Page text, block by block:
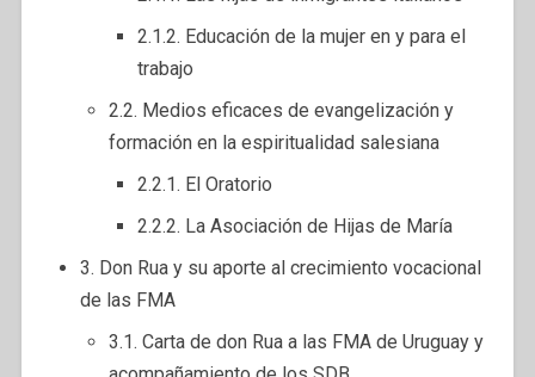
2.1.2. Educación de la mujer en y para el
trabajo
2.2. Medios eficaces de evangelización y
formación en la espiritualidad salesiana
2.2.1. El Oratorio
2.2.2. La Asociación de Hijas de María
3. Don Rua y su aporte al crecimiento vocacional
de las FMA
3.1. Carta de don Rua a las FMA de Uruguay y